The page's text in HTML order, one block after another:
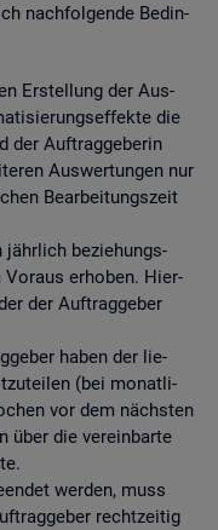
nach­fol­gen­de Be­din­
Er­stel­lung der Aus­
die
der Auf­trag­ge­be­rin
Aus­wer­tun­gen nur
Be­ar­bei­tungs­zeit
jähr­lich be­zie­hungs­
Vor­aus er­ho­ben. Hier­
der Auf­trag­ge­ber
haben der lie­
(bei mo­nat­li­
vor dem nächs­ten
über die ver­ein­bar­te
wer­den, muss
recht­zei­tig